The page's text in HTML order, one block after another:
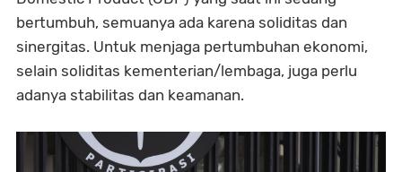
bertumbuh, semuanya ada karena soliditas dan
sinergitas. Untuk menjaga pertumbuhan ekonomi,
selain soliditas kementerian/lembaga, juga perlu
adanya stabilitas dan keamanan.